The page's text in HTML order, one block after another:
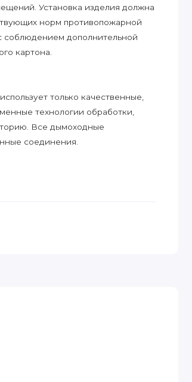
Установка изделия должна
норм противопожарной
соблюдением дополнительной
картона.
только качественные,
технологии обработки,
Все дымоходные
соединения.